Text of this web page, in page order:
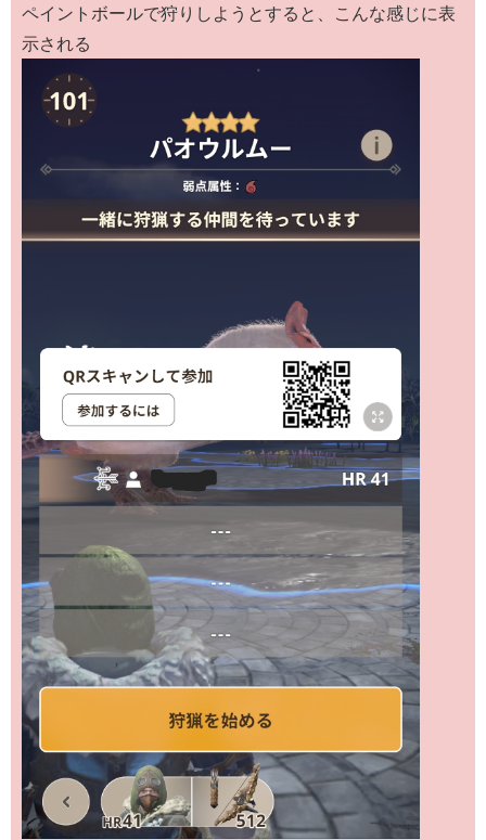
ペイントボールで狩りしようとすると、こんな感じに表
示される